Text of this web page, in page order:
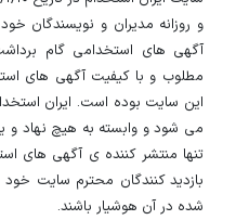
و روزانه مدیران و نویسندگان
آگهی های استخدامی گام
مطلوب و با کیفیت آگهی های
این سایت بوده است. ایران
می شود و وابسته به هیچ نهاد و
تنها منتشر کننده ی آگهی های
بازدید کنندگان محترم سایت
شده در آن هوشیار باشند.